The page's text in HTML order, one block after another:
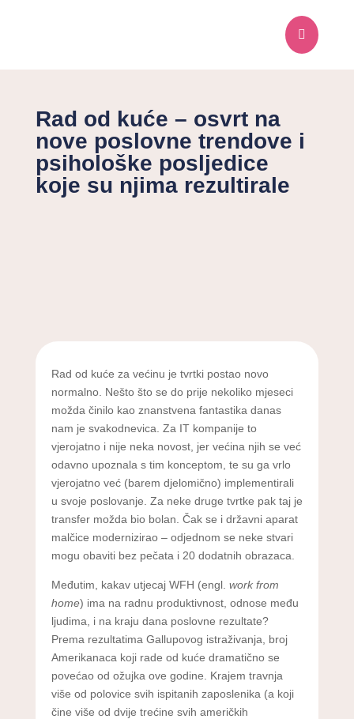

Rad od kuće – osvrt na
nove poslovne trendove i
psihološke posljedice
koje su njima rezultirale
Rad od kuće za većinu je tvrtki postao novo
normalno. Nešto što se do prije nekoliko mjeseci
možda činilo kao znanstvena fantastika danas
nam je svakodnevica. Za IT kompanije to
vjerojatno i nije neka novost, jer većina njih se već
odavno upoznala s tim konceptom, te su ga vrlo
vjerojatno već (barem djelomično) implementirali
u svoje poslovanje. Za neke druge tvrtke pak taj je
transfer možda bio bolan. Čak se i državni aparat
malčice modernizirao – odjednom se neke stvari
mogu obaviti bez pečata i 20 dodatnih obrazaca.
Međutim, kakav utjecaj WFH (engl. work from
home) ima na radnu produktivnost, odnose među
ljudima, i na kraju dana poslovne rezultate?
Prema rezultatima Gallupovog istraživanja, broj
Amerikanaca koji rade od kuće dramatično se
povećao od ožujka ove godine. Krajem travnja
više od polovice svih ispitanih zaposlenika (a koji
čine više od dvije trećine svih američkih